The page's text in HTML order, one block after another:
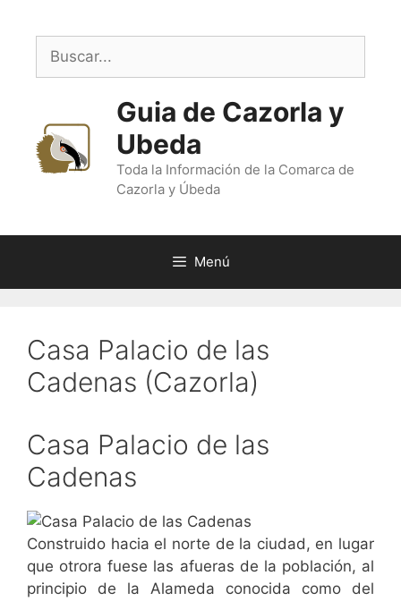
contenido
Buscar:
Guia de Cazorla y
Ubeda
Toda la Información de la Comarca de
Cazorla y Úbeda
Menú
Casa Palacio de las
Cadenas (Cazorla)
Casa Palacio de las
Cadenas
Construido hacia el norte de la ciudad, en lugar
que otrora fuese las afueras de la población, al
principio de la Alameda conocida como del